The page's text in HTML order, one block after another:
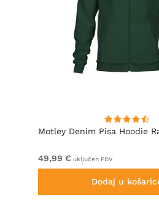
Motley Denim Pisa Hoodie
49,99 € uključen PDV
Dodaj u